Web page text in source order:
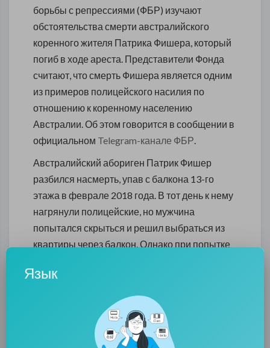
борьбы с репрессиями (ФБР) изучают
обстоятельства смерти австралийского
коренного жителя Патрика Фишера, который
погиб в ходе ареста. Представители Фонда
считают, что смерть Фишера является одним
из примеров полицейского насилия по
отношению к коренному населению
Австралии. Об этом говорится в сообщении в
официальном Telegram-канале ФБР.
Австралийский абориген Патрик Фишер
разбился насмерть, упав с балкона 13-го
этажа в феврале 2018 года. В тот день к нему
нагрянули полицейские, но мужчина
попытался скрыться и решил выбраться из
квартиры через балкон. Однако при попытке
этажа, разбившись насмерть. Родственники
погибшего утверждают, что полицейские
знали о том, что Фишер склонен к бегству,
однако решили заблокировать его в квартире
на огромной высоте. При этом
Язык